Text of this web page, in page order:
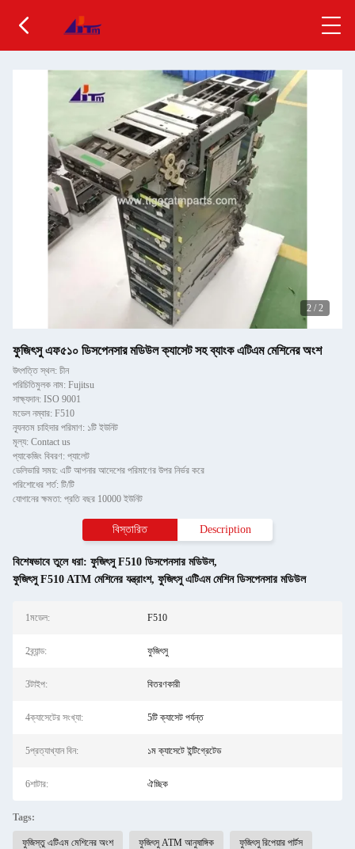
2 / 2
ফুজিৎসু এফ৫১০ ডিসপেনসার মডিউল ক্যাসেট সহ ব্যাংক এটিএম মেশিনের অংশ
উৎপত্তি স্থল: চীন
পরিচিতিমুলক নাম: Fujitsu
সাক্ষ্যদান: ISO 9001
মডেল নম্বার: F510
ন্যূনতম চাহিদার পরিমাণ: ১টি ইউনিট
মূল্য: Contact us
প্যাকেজিং বিবরণ: প্যালেট
ডেলিভারি সময়: এটি আপনার আদেশের পরিমাণের উপর নির্ভর করে
পরিশোধের শর্ত: টি/টি
যোগানের ক্ষমতা: প্রতি বছর 10000 ইউনিট
বিস্তারিত Description
বিশেষভাবে তুলে ধরা: ফুজিৎসু F510 ডিসপেনসার মডিউল,
ফুজিৎসু F510 ATM মেশিনের যন্ত্রাংশ, ফুজিৎসু এটিএম মেশিন ডিসপেনসার মডিউল
1মডেল: F510
2ব্র্যান্ড: ফুজিৎসু
3টাইপ: বিতরণকারী
4ক্যাসেটের সংখ্যা: 5টি ক্যাসেট পর্যন্ত
5প্রত্যাখ্যান বিন: ১ম ক্যাসেটে ইন্টিগ্রেটেড
6শাটার: ঐচ্ছিক
Tags:
ফুজিস্তু এটিএম মেশিনের অংশ ফুজিৎসু ATM আনুষাঙ্গিক ফুজিৎসু রিপেয়ার পার্টস